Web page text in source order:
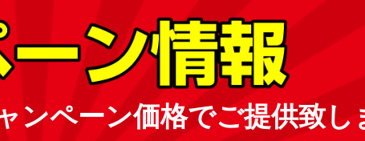
ンペーン価格でご提供致し